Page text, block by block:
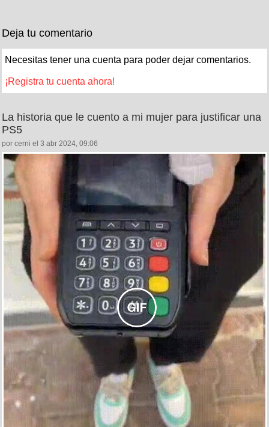
Deja tu comentario
Necesitas tener una cuenta para poder dejar comentarios.
¡Registra tu cuenta ahora!
La historia que le cuento a mi mujer para justificar una
PS5
por cerni el 3 abr 2024, 09:06